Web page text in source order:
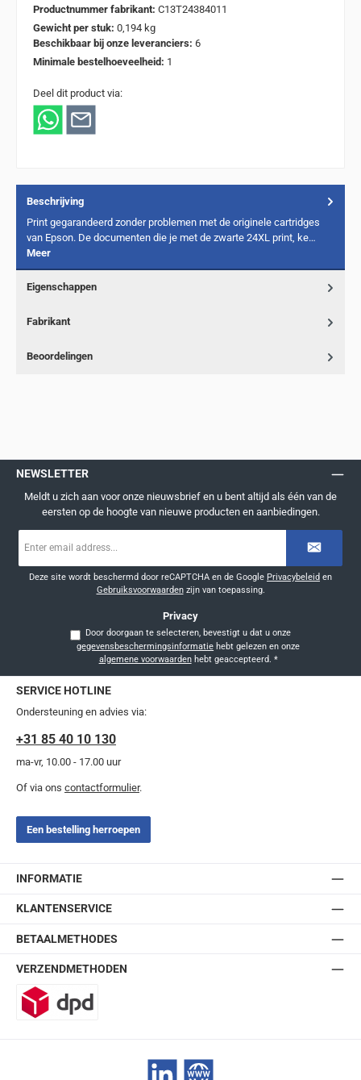
Productnummer fabrikant: C13T24384011
Gewicht per stuk: 0,194 kg
Beschikbaar bij onze leveranciers: 6
Minimale bestelhoeveelheid: 1
Deel dit product via:
Beschrijving
Print gegarandeerd zonder problemen met de originele cartridges
van Epson. De documenten die je met de zwarte 24XL print, ke…
Meer
Eigenschappen
Fabrikant
Beoordelingen
NEWSLETTER
Meldt u zich aan voor onze nieuwsbrief en u bent altijd als één van de
eersten op de hoogte van nieuwe producten en aanbiedingen.
mailadres
Deze site wordt beschermd door reCAPTCHA en de Google Privacybeleid en
Gebruiksvoorwaardenzijn van toepassing.
Privacy
Door doorgaan te selecteren, bevestigt u dat u onze
gegevensbeschermingsinformatie
algemene voorwaardenhebt geaccepteerd. *
SERVICE HOTLINE
Ondersteuning en advies via:
+31 85 40 10 130
ma-vr, 10.00 - 17.00 uur
Of via ons contactformulier.
Een bestelling herroepen
INFORMATIE
KLANTENSERVICE
BETAALMETHODES
VERZENDMETHODEN